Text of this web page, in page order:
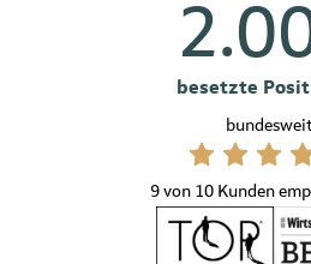
besetzte
9 von 10 Kunden